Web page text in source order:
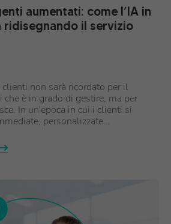
aumentati: come l’IA in
ridisegnando il servizio
non sarà ricordato per il
è in grado di gestire, ma per
In un'epoca in cui i clienti si
personalizzate…